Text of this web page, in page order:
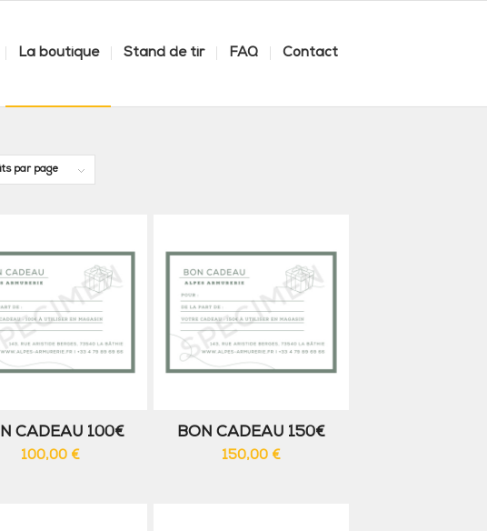
La boutique Stand de tir FAQ Contact
par page
CADEAU 100€
100,00 €
BON CADEAU 150€
150,00 €